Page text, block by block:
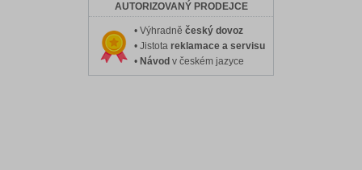
AUTORIZOVANÝ PRODEJCE
• Výhradně český dovoz
• Jistota reklamace a servisu
• Návod v českém jazyce